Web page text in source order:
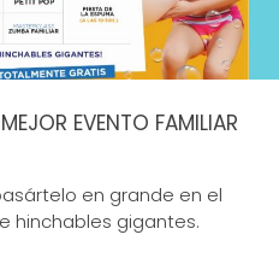
EVENTO FAMILIAR
en grande en el
hinchables gigantes.